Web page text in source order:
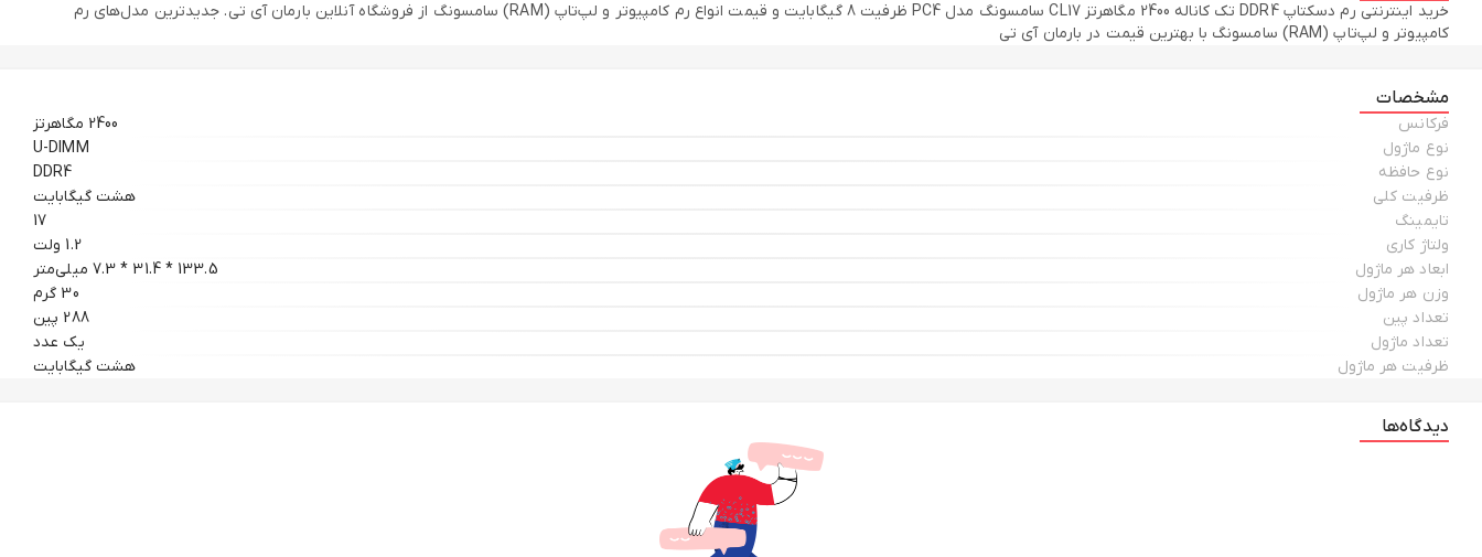
خرید اینترنتی رم دسکتاپ DDR4 تک کاناله 2400 مگاهرتز CL17 سامسونگ مدل PC4 ظرفیت 8 گیگابایت و قیمت انواع رم کامپیوتر و لپ‌تاپ (RAM) سامسونگ از فروشگاه آنلاین بارمان آی تی. جدیدترین مدل‌های رم
کامپیوتر و لپ‌تاپ (RAM) سامسونگ با بهترین قیمت در بارمان آی تی
مشخصات
فرکانس
2400 مگاهرتز
نوع ماژول
U-DIMM
نوع حافظه
DDR4
ظرفیت کلی
هشت گیگابایت
تایمینگ
17
ولتاژ کاری
1.2 ولت
ابعاد هر ماژول
133.5 * 31.4 * 7.3 میلی‌متر
وزن هر ماژول
30 گرم
تعداد پین
288 پین
تعداد ماژول
یک عدد
ظرفیت هر ماژول
هشت گیگابایت
دیدگاه‌ها